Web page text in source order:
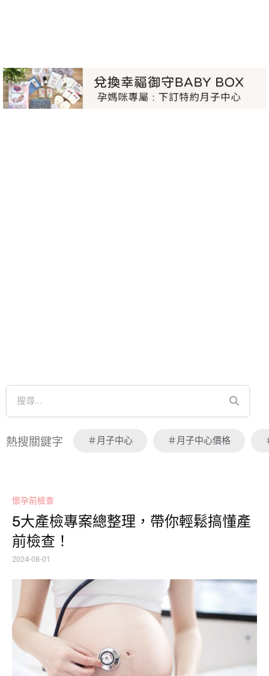
熱搜關鍵字 ＃月子中心 ＃月子中心價格
懷孕前檢查
5大產檢專案總整理，帶你輕鬆搞懂產
前檢查！
2024-08-01